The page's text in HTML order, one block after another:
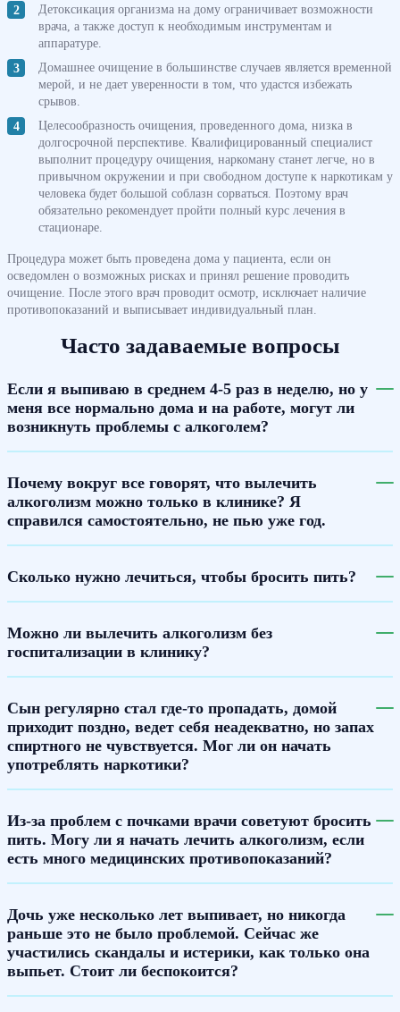
Детоксикация организма на дому ограничивает возможности
врача, а также доступ к необходимым инструментам и
аппаратуре.
Домашнее очищение в большинстве случаев является временной
мерой, и не дает уверенности в том, что удастся избежать
срывов.
Целесообразность очищения, проведенного дома, низка в
долгосрочной перспективе. Квалифицированный специалист
выполнит процедуру очищения, наркоману станет легче, но в
привычном окружении и при свободном доступе к наркотикам у
человека будет большой соблазн сорваться. Поэтому врач
обязательно рекомендует пройти полный курс лечения в
стационаре.
Процедура может быть проведена дома у пациента, если он
осведомлен о возможных рисках и принял решение проводить
очищение. После этого врач проводит осмотр, исключает наличие
противопоказаний и выписывает индивидуальный план.
Часто задаваемые вопросы
Если я выпиваю в среднем 4-5 раз в неделю, но у
меня все нормально дома и на работе, могут ли
возникнуть проблемы с алкоголем?
Почему вокруг все говорят, что вылечить
алкоголизм можно только в клинике? Я
справился самостоятельно, не пью уже год.
Сколько нужно лечиться, чтобы бросить пить?
Можно ли вылечить алкоголизм без
госпитализации в клинику?
Сын регулярно стал где-то пропадать, домой
приходит поздно, ведет себя неадекватно, но запах
спиртного не чувствуется. Мог ли он начать
употреблять наркотики?
Из-за проблем с почками врачи советуют бросить
пить. Могу ли я начать лечить алкоголизм, если
есть много медицинских противопоказаний?
Дочь уже несколько лет выпивает, но никогда
раньше это не было проблемой. Сейчас же
участились скандалы и истерики, как только она
выпьет. Стоит ли беспокоится?